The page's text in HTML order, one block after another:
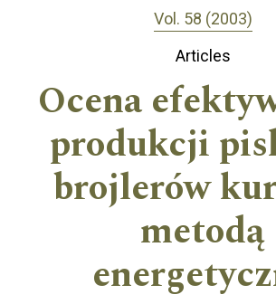
Vol. 58 (2003)
Articles
Ocena
produkcji
brojlerów
metodą